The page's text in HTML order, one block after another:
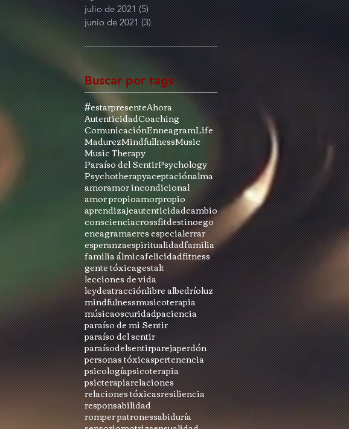
julio de 2021 (5)5 entradas
junio de 2021 (3)3 entradas
Buscar por tags
#estarpresenteAhora
AutenticidadCoaching
ComunicaciónEnneagramLife
MadurezMindfullnessMusic
Music Therapy
Paraíso del SentirPsychology
Psychotherapyaceptaciónalma
amoramor incondicional
amor propioamorpropio
aprendizajeautenticidadcambio
conscienciacrossfitdestinoego
eneagramaeres especialerrar
esperanzaespiritualidadfamilia
familia álmicafelicidadfitness
gente tóxicagestalt
lecciones de vida
leydeatracciónlibre albedríoluz
mindfulnessmusicoterapia
músicaoscuridadpaciencia
paraíso de mi Sentir
paraíso del sentir
paraísodelsentirparejaperdón
personas tóxicaspertenencia
psicologíapsicoterapia
psicterapiarelaciones
relaciones tóxicasresiliencia
responsabilidad
romper patronessabiduría